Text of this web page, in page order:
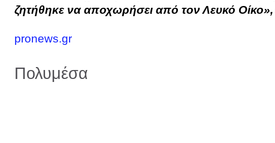
ζητήθηκε να αποχωρήσει από τον Λευκό Οίκο»,
pronews.gr
Πολυμέσα